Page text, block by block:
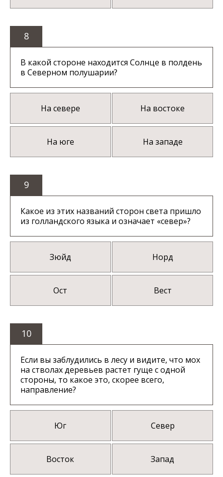
8
В какой стороне находится Солнце в полдень
в Северном полушарии?
На севере На востоке
На юге На западе
9
Какое из этих названий сторон света пришло
из голландского языка и означает «север»?
Зюйд Норд
Ост Вест
10
Если вы заблудились в лесу и видите, что мох
на стволах деревьев растет гуще с одной
стороны, то какое это, скорее всего,
направление?
Юг Север
Восток Запад